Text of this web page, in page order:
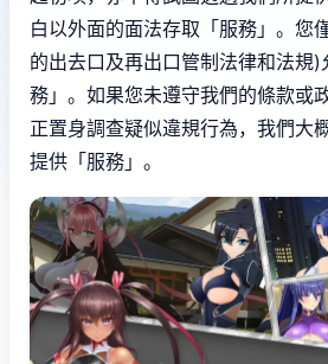
白以外面的面法存取「服務」。您
的出去口及再出口管制法律和法規
務」。如果您未遵守我們的條款或
正置身調查疑似違規行為，我們大
提供「服務」。